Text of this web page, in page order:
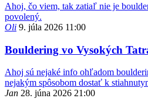
Ahoj, čo viem, tak zatiaľ nie je
povolený.
Oli 9. júla 2026 11:00
Bouldering vo Vysokých
Ahoj sú nejaké info ohľadom
nejakým spôsobom dostať k
Jan 28. júna 2026 21:00